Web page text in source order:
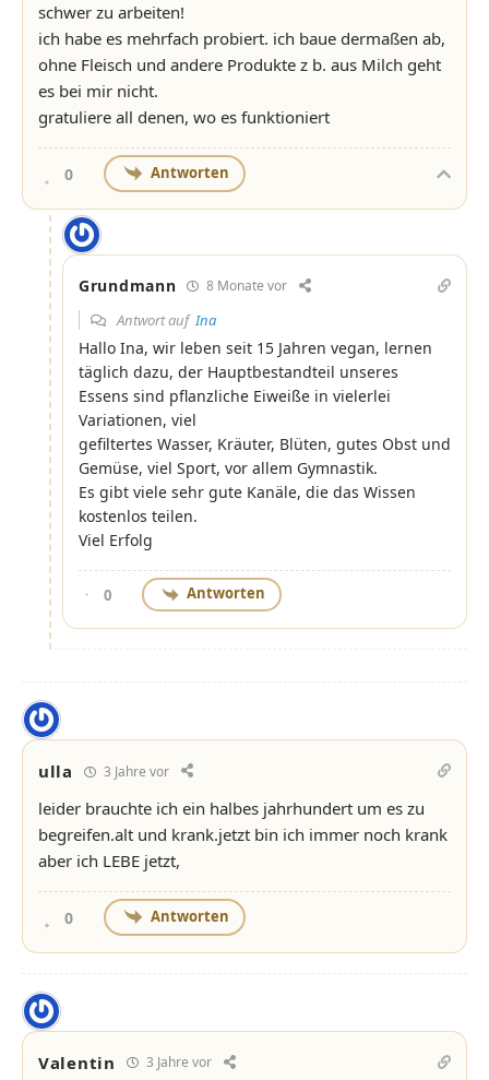
schwer zu arbeiten!
ich habe es mehrfach probiert. ich baue dermaßen ab,
ohne Fleisch und andere Produkte z b. aus Milch geht
es bei mir nicht.
gratuliere all denen, wo es funktioniert
0 Antworten
Grundmann 8 Monate vor
Antwort aufIna
Hallo Ina, wir leben seit 15 Jahren vegan, lernen
täglich dazu, der Hauptbestandteil unseres
Essens sind pflanzliche Eiweiße in vielerlei
Variationen, viel
gefiltertes Wasser, Kräuter, Blüten, gutes Obst und
Gemüse, viel Sport, vor allem Gymnastik.
Es gibt viele sehr gute Kanäle, die das Wissen
kostenlos teilen.
Viel Erfolg
0 Antworten
ulla 3 Jahre vor
leider brauchte ich ein halbes jahrhundert um es zu
begreifen.alt und krank.jetzt bin ich immer noch krank
aber ich LEBE jetzt,
0 Antworten
Valentin 3 Jahre vor